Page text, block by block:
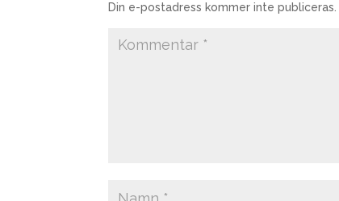
Din e-postadress kommer inte publiceras.